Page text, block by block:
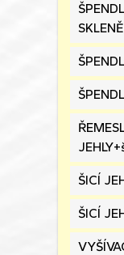
ŠICÍ
ŠICÍ